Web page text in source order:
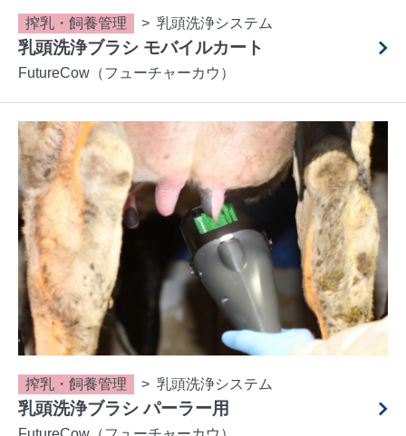
搾乳・飼養管理 乳頭洗浄システム
乳頭洗浄ブラシ モバイルカート
FutureCow（フューチャーカウ）
搾乳・飼養管理 乳頭洗浄システム
乳頭洗浄ブラシ パーラー用